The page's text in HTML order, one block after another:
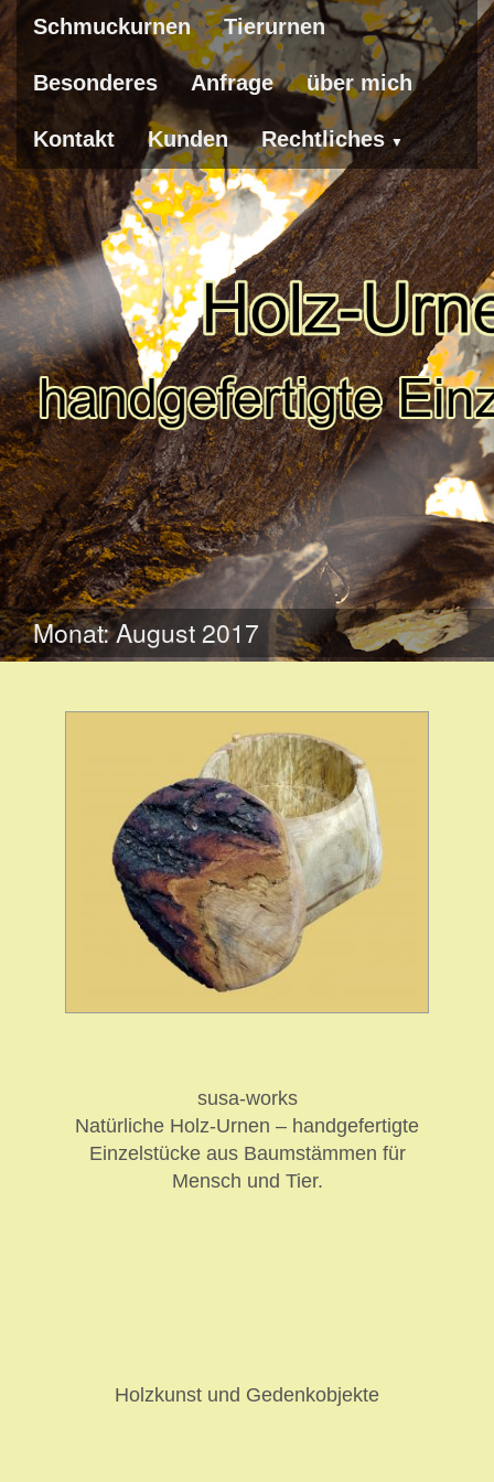
Schmuckurnen Tierurnen
Besonderes Anfrage über mich
Kontakt Kunden Rechtliches
WEITER
ZUM
INHALT
Monat:August 2017
susa-works
Natürliche Holz-Urnen – handgefertigte
Einzelstücke aus Baumstämmen für
Mensch und Tier.
Holzkunst und Gedenkobjekte